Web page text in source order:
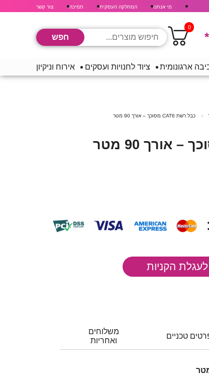
מי אנחנו המחלקה העסקית תמיכה צור קשר
0
ארגונומית ציוד לחנויות ועסקים אירוח וניקיון
כבל רשת CAT6 מסוכך – אורך 90 מטר
טכניים
משלוחים
ואחריות